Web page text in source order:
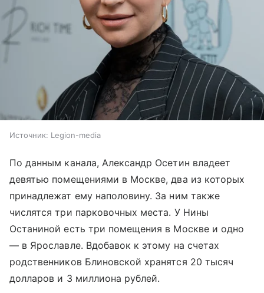
Источник: Legion-media
По данным канала, Александр Осетин владеет
девятью помещениями в Москве, два из которых
принадлежат ему наполовину. За ним также
числятся три парковочных места. У Нины
Останиной есть три помещения в Москве и одно
— в Ярославле. Вдобавок к этому на счетах
родственников Блиновской хранятся 20 тысяч
долларов и 3 миллиона рублей.